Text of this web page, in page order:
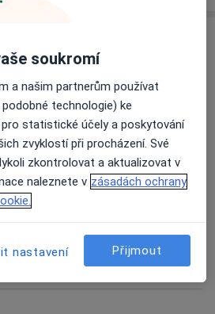
řešení vztahových problémů, v
obtíže...), zpracování
podpůrné poradenství a
se na psychiatrii, psychologická
při problémech s
či v kombinaci s psychoterapií
obtíží.
psychologů a
s dalšími odborníky v
zařízeních.
soukromí
a našim partnerům používat
technologie) ke
statistické účely a poskytování
zvyklostí při procházení. Své
zkontrolovat a aktualizovat v
naleznete v zásadách ochrany
nastavení Přijmout